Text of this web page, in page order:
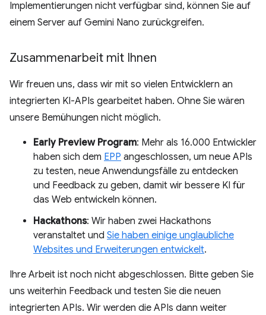
Implementierungen nicht verfügbar sind, können Sie auf
einem Server auf Gemini Nano zurückgreifen.
Zusammenarbeit mit Ihnen
Wir freuen uns, dass wir mit so vielen Entwicklern an
integrierten KI-APIs gearbeitet haben. Ohne Sie wären
unsere Bemühungen nicht möglich.
Early Preview Program: Mehr als 16.000 Entwickler
haben sich dem EPP angeschlossen, um neue APIs
zu testen, neue Anwendungsfälle zu entdecken
und Feedback zu geben, damit wir bessere KI für
das Web entwickeln können.
Hackathons: Wir haben zwei Hackathons
veranstaltet und Sie haben einige unglaubliche
Websites und Erweiterungen entwickelt.
Ihre Arbeit ist noch nicht abgeschlossen. Bitte geben Sie
uns weiterhin Feedback und testen Sie die neuen
integrierten APIs. Wir werden die APIs dann weiter